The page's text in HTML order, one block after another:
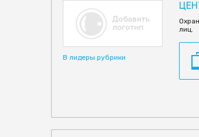
В лидеры рубрики
лиц.